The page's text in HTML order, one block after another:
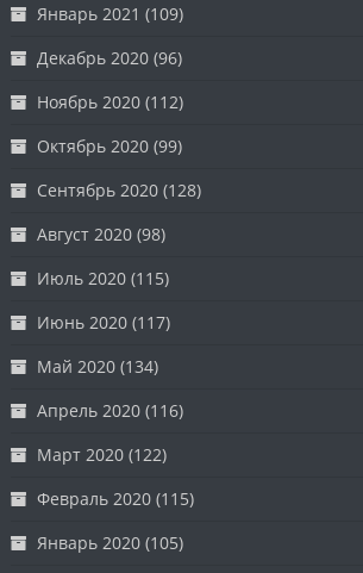
Январь 2021 (109)
Декабрь 2020 (96)
Ноябрь 2020 (112)
Октябрь 2020 (99)
Сентябрь 2020 (128)
Август 2020 (98)
Июль 2020 (115)
Июнь 2020 (117)
Май 2020 (134)
Апрель 2020 (116)
Март 2020 (122)
Февраль 2020 (115)
Январь 2020 (105)